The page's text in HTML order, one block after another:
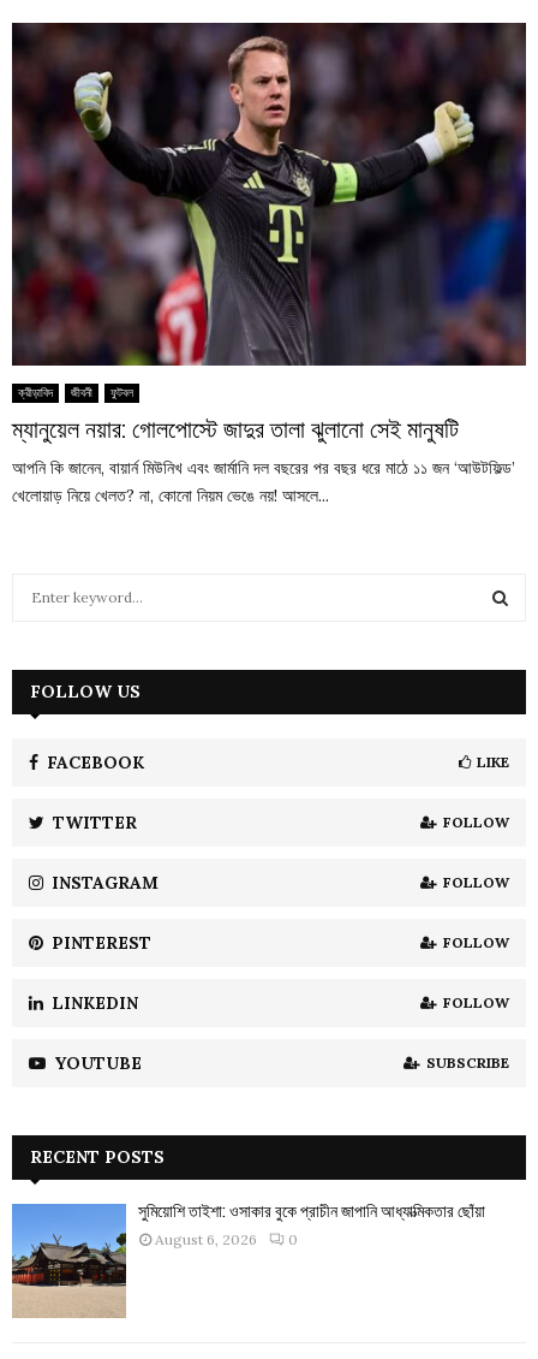
ক্রীড়াবিদ জীবনী ফুটবল
ম্যানুয়েল নয়ার: গোলপোস্টে জাদুর তালা ঝুলানো সেই মানুষটি
আপনি কি জানেন, বায়ার্ন মিউনিখ এবং জার্মানি দল বছরের পর বছর ধরে মাঠে ১১ জন ‘আউটফিল্ড’
খেলোয়াড় নিয়ে খেলত? না, কোনো নিয়ম ভেঙে নয়! আসলে...
h
H
FOLLOW US
FACEBOOK LIKE
TWITTER FOLLOW
INSTAGRAM FOLLOW
PINTEREST FOLLOW
LINKEDIN FOLLOW
YOUTUBE SUBSCRIBE
RECENT POSTS
সুমিয়োশি তাইশা: ওসাকার বুকে প্রাচীন জাপানি আধ্যাত্মিকতার ছোঁয়া
August 6, 2026 0